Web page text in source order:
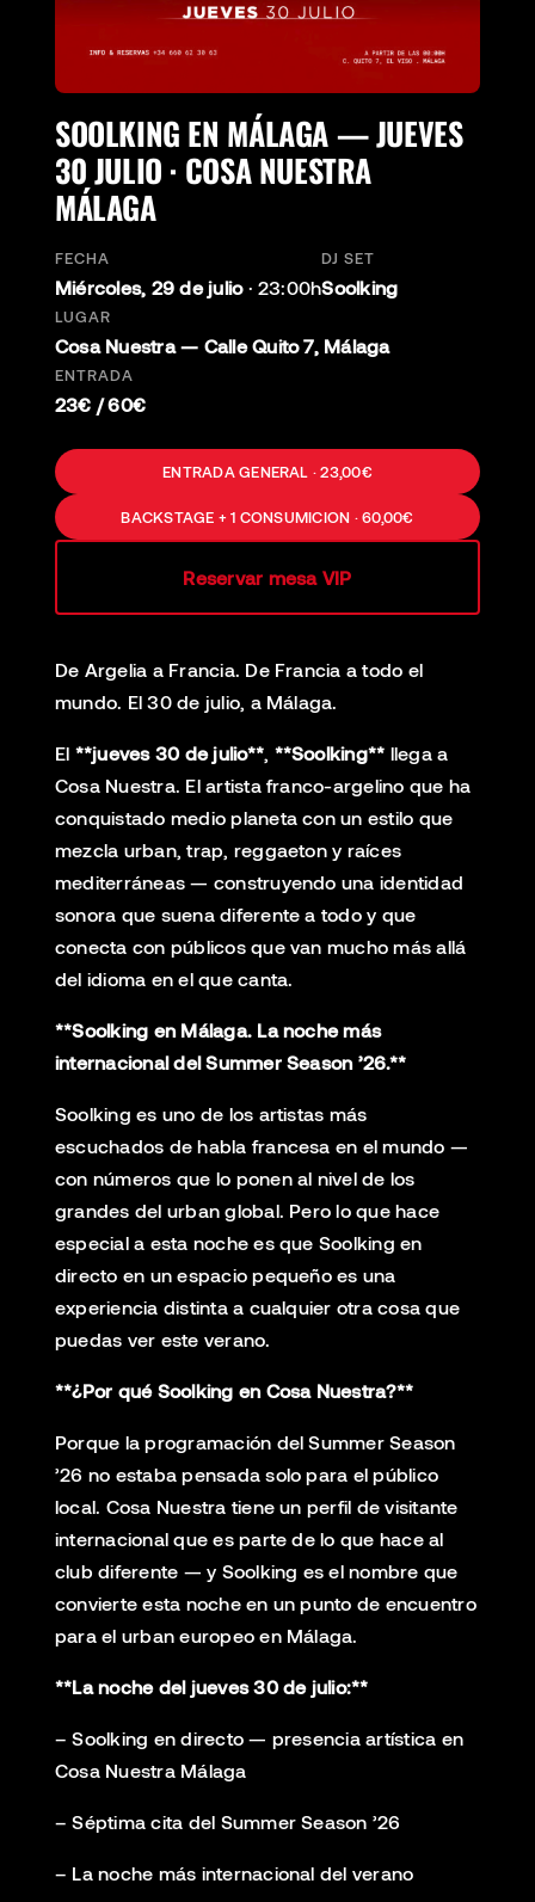
SOOLKING EN MÁLAGA — JUEVES
30 JULIO · COSA NUESTRA
MÁLAGA
FECHA
Miércoles, 29 de julio·23:00h
DJ SET
Soolking
LUGAR
Cosa Nuestra — Calle Quito 7, Málaga
ENTRADA
23€ / 60€
ENTRADA GENERAL · 23,00€
BACKSTAGE + 1 CONSUMICION · 60,00€
Reservar mesa VIP
De Argelia a Francia. De Francia a todo el
mundo. El 30 de julio, a Málaga.
El **jueves 30 de julio** **Soolking** llega a
Cosa Nuestra. El artista franco-argelino que ha
conquistado medio planeta con un estilo que
mezcla urban, trap, reggaeton y raíces
mediterráneas — construyendo una identidad
sonora que suena diferente a todo y que
conecta con públicos que van mucho más allá
del idioma en el que canta.
**Soolking en Málaga. La noche más
internacional del Summer Season ’26.**
Soolking es uno de los artistas más
escuchados de habla francesa en el mundo —
con números que lo ponen al nivel de los
grandes del urban global. Pero lo que hace
especial a esta noche es que Soolking en
directo en un espacio pequeño es una
experiencia distinta a cualquier otra cosa que
puedas ver este verano.
**¿Por qué Soolking en Cosa Nuestra?**
Porque la programación del Summer Season
’26 no estaba pensada solo para el público
local. Cosa Nuestra tiene un perfil de visitante
internacional que es parte de lo que hace al
club diferente — y Soolking es el nombre que
convierte esta noche en un punto de encuentro
para el urban europeo en Málaga.
**La noche del jueves 30 de julio:**
– Soolking en directo — presencia artística en
Cosa Nuestra Málaga
– Séptima cita del Summer Season ’26
– La noche más internacional del verano